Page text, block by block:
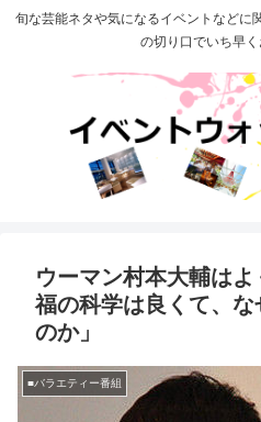
旬な芸能ネタや気になるイベントなどに
の切り口でいち早く
ウーマン村本大輔は
福の科学は良くて、
のか」
■バラエティー番組